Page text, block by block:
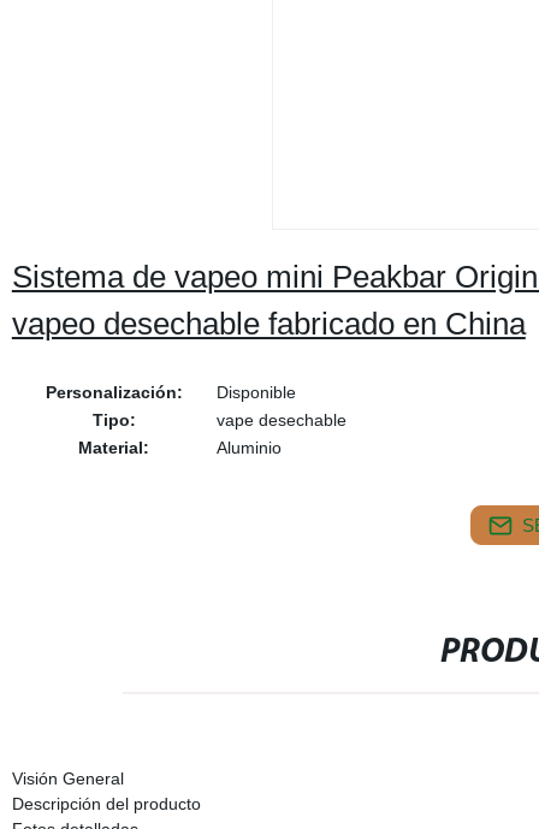
Sistema de vapeo mini Peakbar
vapeo desechable fabricado en China
Personalización:
Disponible
Tipo:
vape desechable
Material:
Aluminio
Visión General
Descripción del producto